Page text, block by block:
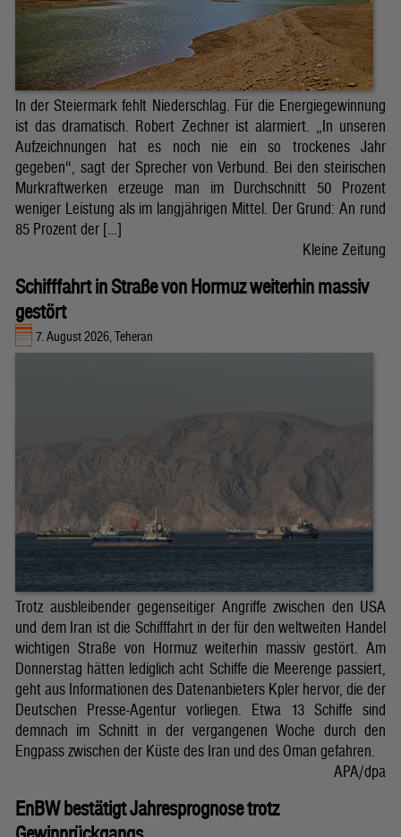
In der Steiermark fehlt Niederschlag. Für die Energiegewinnung
ist das dramatisch. Robert Zechner ist alarmiert. „In unseren
Aufzeichnungen hat es noch nie ein so trockenes Jahr
gegeben“, sagt der Sprecher von Verbund. Bei den steirischen
Murkraftwerken erzeuge man im Durchschnitt 50 Prozent
weniger Leistung als im langjährigen Mittel. Der Grund: An rund
85 Prozent der […]
Kleine Zeitung
Schifffahrt in Straße von Hormuz weiterhin massiv
gestört
7. August 2026, Teheran
Trotz ausbleibender gegenseitiger Angriffe zwischen den USA
und dem Iran ist die Schifffahrt in der für den weltweiten Handel
wichtigen Straße von Hormuz weiterhin massiv gestört. Am
Donnerstag hätten lediglich acht Schiffe die Meerenge passiert,
geht aus Informationen des Datenanbieters Kpler hervor, die der
Deutschen Presse-Agentur vorliegen. Etwa 13 Schiffe sind
demnach im Schnitt in der vergangenen Woche durch den
Engpass zwischen der Küste des Iran und des Oman gefahren.
APA/dpa
EnBW bestätigt Jahresprognose trotz